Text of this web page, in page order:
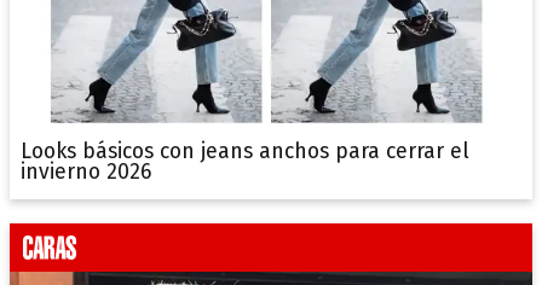
Looks básicos con jeans anchos para cerrar el
invierno 2026